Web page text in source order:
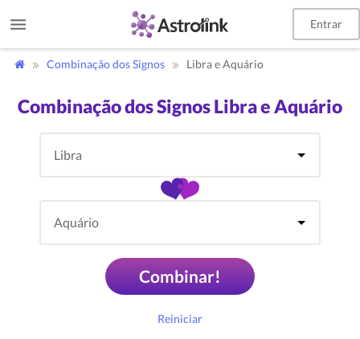
Entrar
Combinação dos Signos Libra e Aquário
Combinação dos Signos Libra e Aquário
Combinar!
Reiniciar